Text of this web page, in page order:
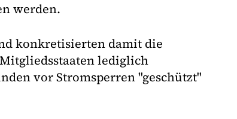
werden.
konkretisierten damit die
lediglich
vor Stromsperren "geschützt"